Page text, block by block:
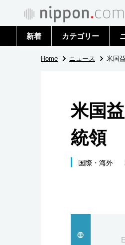
新着 カテゴリー
政治・外交
国際
社会
文化
スポーツ・東京
Home ニュース 米国
米国
統領
国際・海外